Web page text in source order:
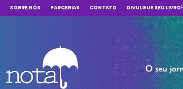
SOBRE NÓS PARCERIAS CONTATO DIVULGUE SEU LIVRO!